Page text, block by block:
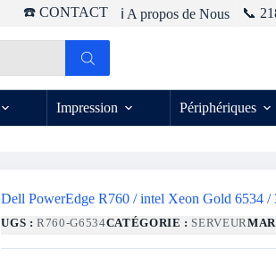
☎️ CONTACT ℹ️ A propos de Nous 📞
Impression Périphériques
Dell PowerEdge R760 / intel Xeon Gold 6534 /
UGS :R760-G6534CATÉGORIE : SERVEUR